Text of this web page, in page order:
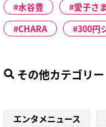
水谷豊 愛子さま
CHARA
300円
その他カテゴリー
エンタメニュース